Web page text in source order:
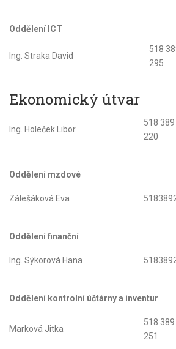
Oddělení ICT
Ing. Straka David
518
295
Ekonomický útvar
Ing. Holeček Libor
518 389
220
Oddělení mzdové
Zálešáková Eva
Oddělení finanční
Ing. Sýkorová Hana
Oddělení kontrolní účtárny a inventur
Marková Jitka
518 389
251